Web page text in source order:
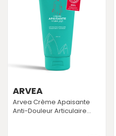
ARVEA
Arvea Crème Apaisante
Anti-Douleur Articulaire...